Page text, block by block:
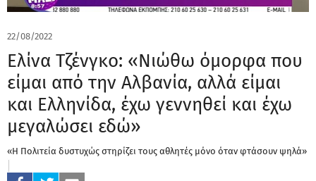
22/08/2022
Ελίνα Τζένγκο: «Νιώθω όμορφα που
είμαι από την Αλβανία, αλλά είμαι
και Ελληνίδα, έχω γεννηθεί και έχω
μεγαλώσει εδώ»
«Η Πολιτεία δυστυχώς στηρίζει τους αθλητές μόνο όταν φτάσουν ψηλά»